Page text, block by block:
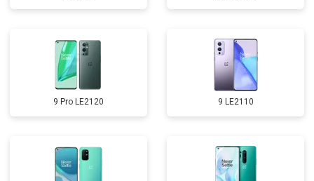
9 Pro LE2120 9 LE2110